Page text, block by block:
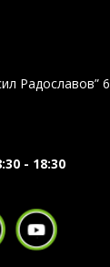
Радославов” 6
- 18:30